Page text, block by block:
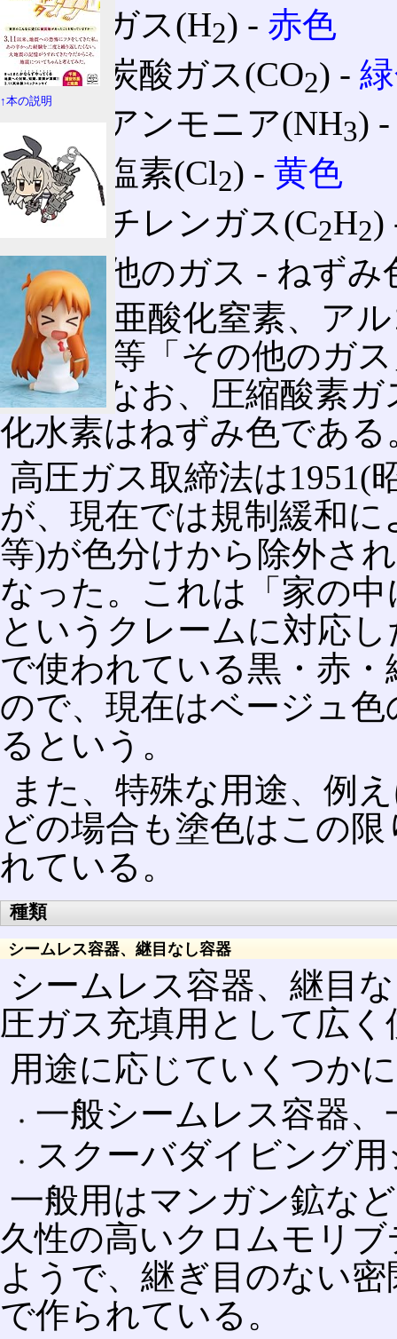
水素 ガス(H2) ‐ 赤色
液化炭酸ガス(CO2) ‐
液化アンモニア(NH3)
液化塩素(Cl2) ‐ 黄色
アセチレンガス(C2H2)
その他のガス ‐ ねずみ
窒素、亜酸化窒素、ア
LPガス等「その他のガ
れる。なお、圧縮酸素
化水素はねずみ色である
高圧ガス取締法は1951(
が、現在では規制緩和
等)が色分けから除外さ
なった。これは「家の
というクレームに対応
で使われている黒・赤
ので、現在はベージュ
るという。
また、特殊な用途、例
どの場合も塗色はこの
れている。
種類
シームレス容器、継目なし容器
シームレス容器、継目
圧ガス充填用として広
用途に応じていくつか
一般シームレス容器
スクーバダイビング
一般用はマンガン鉱な
久性の高いクロムモリ
ようで、継ぎ目のない
で作られている。
↑本の説明